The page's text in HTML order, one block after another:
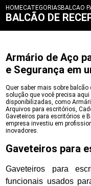
HOMECATEGORIASBALCAO
BALCÃO DE
Armário de Aço
e Segurança em
Quer saber mais sobre balcão
solução que você precisa aqui
disponibilizadas, como
Arquivos para escritórios,
Gaveteiros para escritórios e
empresa investiu em
inovadores.
Gaveteiros para
Gaveteiros para
funcionais usados